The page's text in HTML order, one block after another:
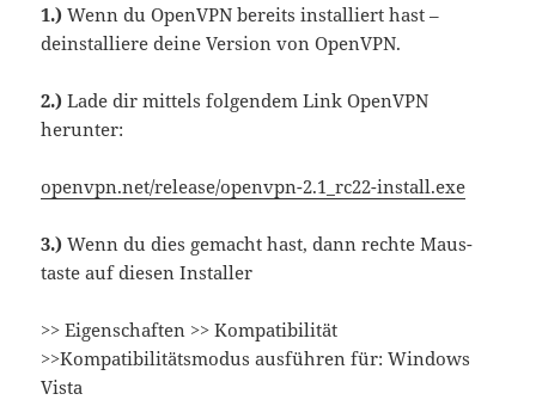
1.) Wenn du OpenVPN bereits installiert hast –
deinstalliere deine Version von OpenVPN.
2.) Lade dir mittels folgendem Link OpenVPN
herunter:
openvpn.net/release/openvpn-2.1_rc22-install.exe
3.) Wenn du dies gemacht hast, dann rechte Maus-
taste auf diesen Installer
>> Eigenschaften >> Kompatibilität
>>Kompatibilitätsmodus ausführen für: Windows
Vista